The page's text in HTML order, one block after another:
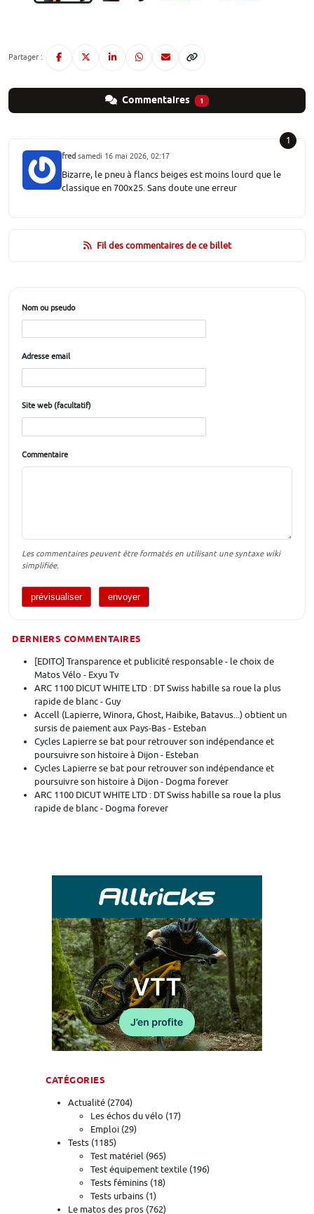
Partager :
Commentaires 1
1
fred samedi 16 mai 2026, 02:17
Bizarre, le pneu à flancs beiges est moins lourd que le
classique en 700x25. Sans doute une erreur
Fil des commentaires de ce billet
Nom ou pseudo
Adresse email
Site web (facultatif)
Commentaire
Les commentaires peuvent être formatés en utilisant une syntaxe wiki
simplifiée.
DERNIERS COMMENTAIRES
[EDITO] Transparence et publicité responsable - le choix de
Matos Vélo - Exyu Tv
ARC 1100 DICUT WHITE LTD : DT Swiss habille sa roue la plus
rapide de blanc - Guy
Accell (Lapierre, Winora, Ghost, Haibike, Batavus...) obtient un
sursis de paiement aux Pays-Bas - Esteban
Cycles Lapierre se bat pour retrouver son indépendance et
poursuivre son histoire à Dijon - Esteban
Cycles Lapierre se bat pour retrouver son indépendance et
poursuivre son histoire à Dijon - Dogma forever
ARC 1100 DICUT WHITE LTD : DT Swiss habille sa roue la plus
rapide de blanc - Dogma forever
CATÉGORIES
Actualité (2704)
Les échos du vélo (17)
Emploi (29)
Tests (1185)
Test matériel (965)
Test équipement textile (196)
Tests féminins (18)
Tests urbains (1)
Le matos des pros (762)